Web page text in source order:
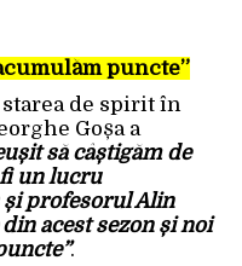
puncte”
de spirit în
Goșa a
să câștigăm de
fi un lucru
și profesorul Alin
acest sezon și noi
.